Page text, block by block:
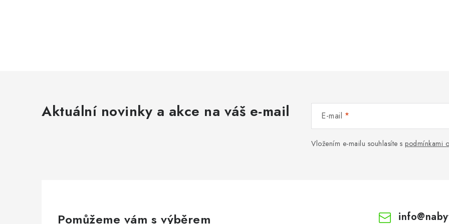
Aktuální novinky a akce na váš e-mail E-mail
Vložením e-mailu souhlasíte s podmínkami
Pomůžeme vám s výběrem info@